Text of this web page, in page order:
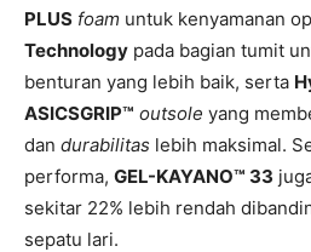
PLUS foam untuk kenyamanan
Technology pada bagian tumit
benturan yang lebih baik, serta
ASICSGRIP™ outsole yang
dan durabilitas lebih maksimal.
performa, GEL-KAYANO™ 33
sekitar 22% lebih rendah
sepatu lari.